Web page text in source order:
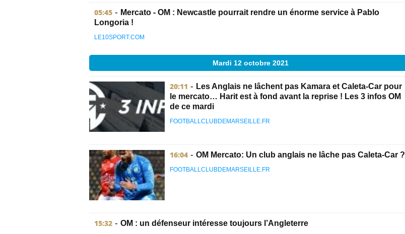
05:45 - Mercato - OM : Newcastle pourrait rendre un énorme service à Pablo
Longoria !
LE10SPORT.COM
Mardi 12 octobre 2021
20:11 - Les Anglais ne lâchent pas Kamara et Caleta-Car pour
le mercato… Harit est à fond avant la reprise ! Les 3 infos OM
de ce mardi
FOOTBALLCLUBDEMARSEILLE.FR
16:04 - OM Mercato: Un club anglais ne lâche pas Caleta-Car ?
FOOTBALLCLUBDEMARSEILLE.FR
15:32 - OM : un défenseur intéresse toujours l’Angleterre